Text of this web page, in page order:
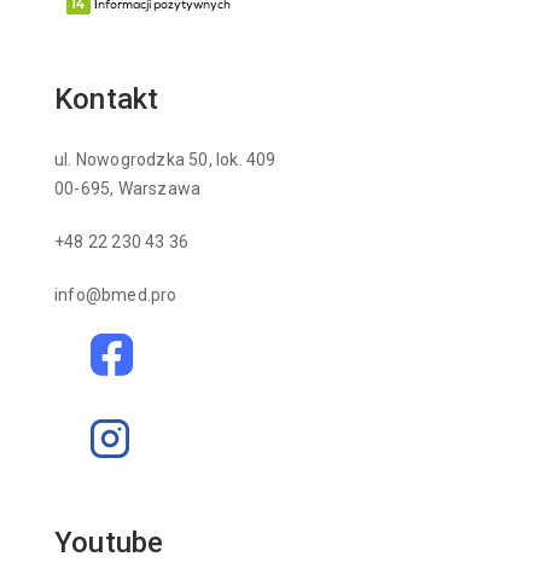
Kontakt
ul. Nowogrodzka 50, lok. 409
00-695, Warszawa
+48 22 230 43 36
info@bmed.pro
Youtube